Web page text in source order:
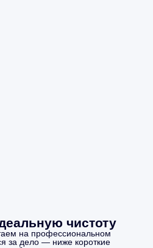
чистоту
на профессиональном
за дело — ниже короткие